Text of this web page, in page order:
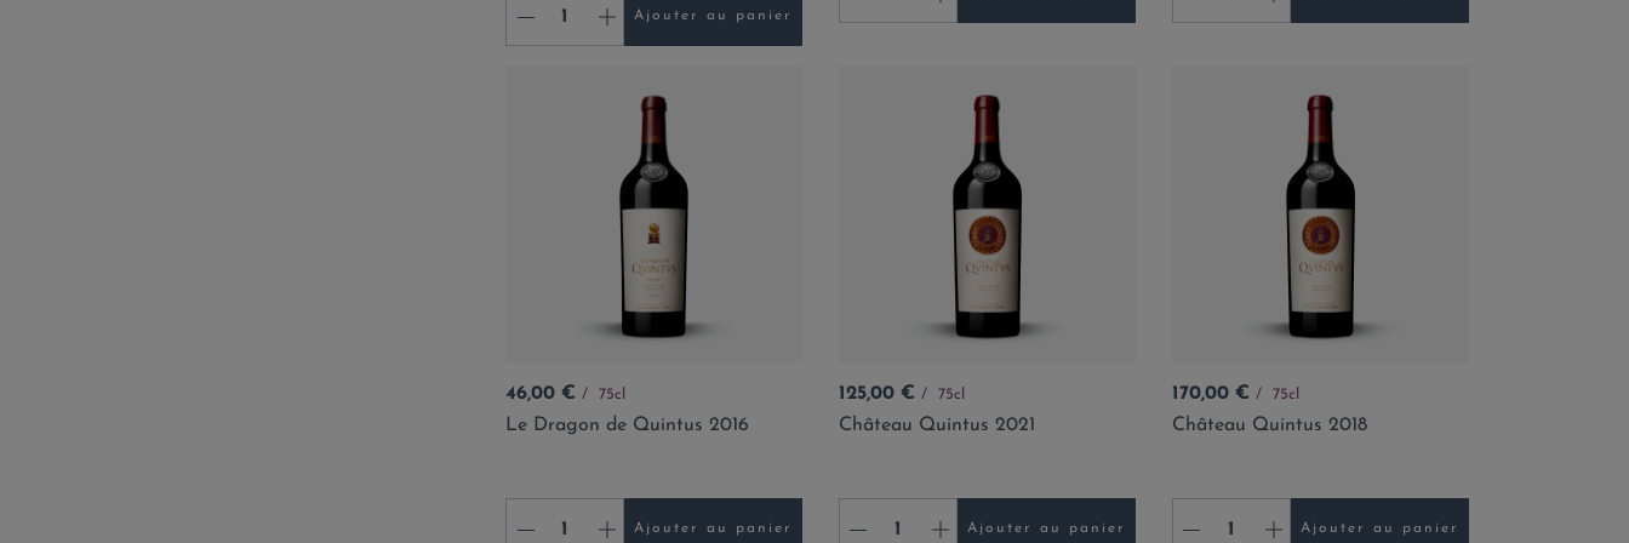
- + Ajouter au panier
Prix
46,00 € 75cl
Le Dragon de Quintus 2016
- + Ajouter au panier
Prix
125,00 € 75cl
Château Quintus 2021
- + Ajouter au panier
Prix
170,00 € 75cl
Château Quintus 2018
- + Ajouter au panier